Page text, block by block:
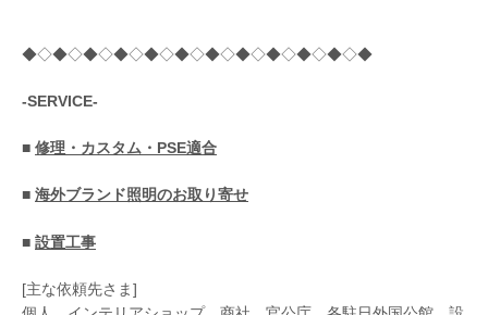
◆◇◆◇◆◇◆◇◆◇◆◇◆◇◆◇◆◇◆◇◆◇◆
-SERVICE-
■ 修理・カスタム・PSE適合
■ 海外ブランド照明のお取り寄せ
■ 設置工事
[主な依頼先さま]